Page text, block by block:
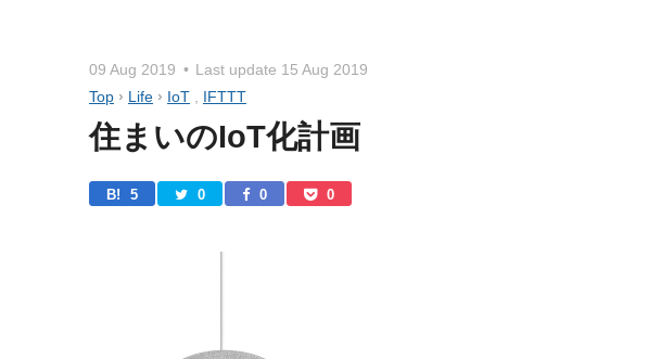
09 Aug 2019 Last update 15 Aug 2019
Top › Life › IoT , IFTTT
住まいのIoT化計画
B! 5 0 0 0